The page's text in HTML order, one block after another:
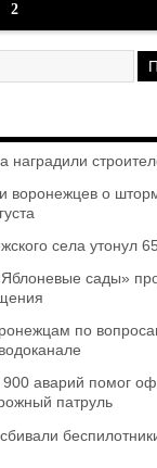
2
наградили
воронежцев о
села утонул
сады»
по
900 аварий помог
патруль